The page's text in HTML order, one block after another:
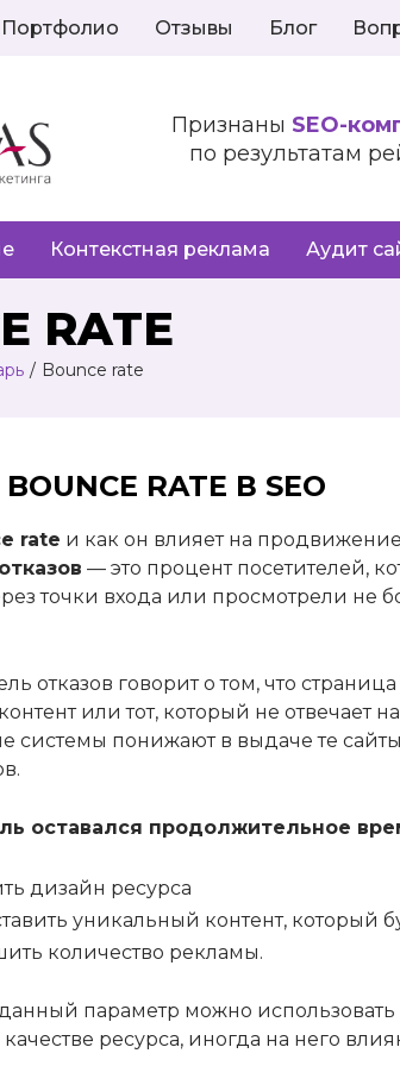
Портфолио Отзывы Блог
Признаны SEO-
по результатам
Контекстная реклама Аудит
RATE
/ Bounce rate
RATE В SEO
rate и как он влияет на
— это процент посетителей,
точки входа или просмотрели не
отказов говорит о том, что
или тот, который не отвечает
системы понижают в выдаче те
оставался продолжительное
дизайн ресурса
уникальный контент, который
количество рекламы.
параметр можно
ресурса, иногда на него